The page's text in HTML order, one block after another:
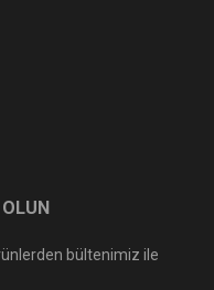
bültenimiz ile